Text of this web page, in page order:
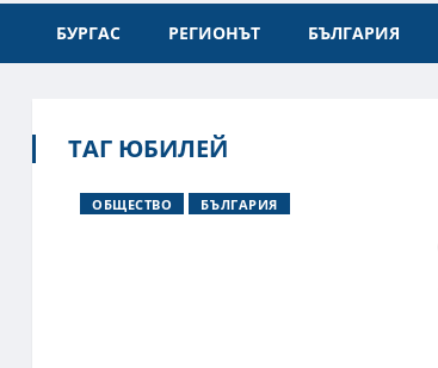
БУРГАС РЕГИОНЪТ БЪЛГАРИЯ
ТАГ ЮБИЛЕЙ
ОБЩЕСТВО БЪЛГАРИЯ